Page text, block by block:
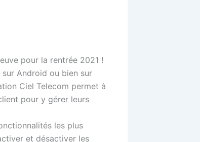
pour la rentrée 2021 !
Android ou bien sur
Ciel Telecom permet à
pour y gérer leurs
les plus
et désactiver les